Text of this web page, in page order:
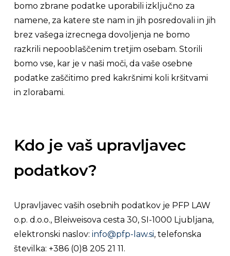
bomo zbrane podatke uporabili izključno za
namene, za katere ste nam in jih posredovali in jih
brez vašega izrecnega dovoljenja ne bomo
razkrili nepooblaščenim tretjim osebam. Storili
bomo vse, kar je v naši moči, da vaše osebne
podatke zaščitimo pred kakršnimi koli kršitvami
in zlorabami.
Kdo je vaš upravljavec
podatkov?
Upravljavec vaših osebnih podatkov je PFP LAW
o.p. d.o.o., Bleiweisova cesta 30, SI-1000 Ljubljana,
elektronski naslov: info@pfp-law.si, telefonska
številka: +386 (0)8 205 21 11.